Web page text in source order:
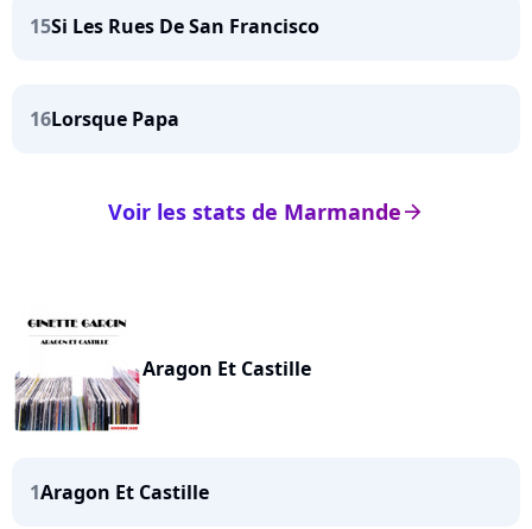
15Si Les Rues De San Francisco
16Lorsque Papa
arrow_right
Voir les stats de Marmande
Aragon Et Castille
1Aragon Et Castille